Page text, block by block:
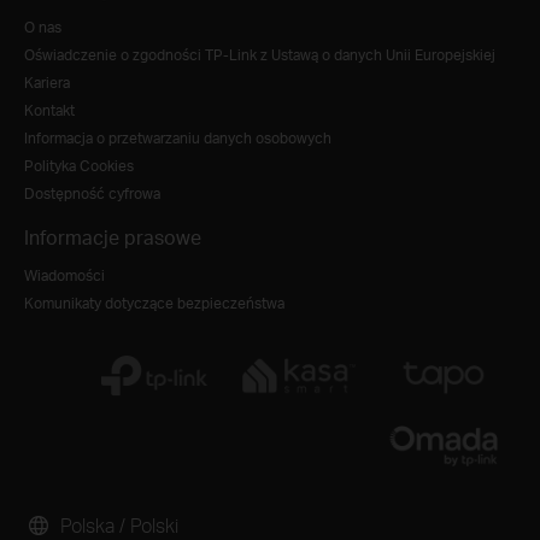
O nas
Oświadczenie o zgodności TP-Link z Ustawą o danych Unii Europejskiej
Kariera
Kontakt
Informacja o przetwarzaniu danych osobowych
Polityka Cookies
Dostępność cyfrowa
Informacje prasowe
Wiadomości
Komunikaty dotyczące bezpieczeństwa
Polska / Polski